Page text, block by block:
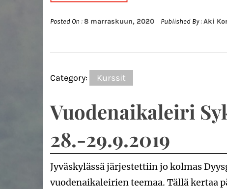
Posted On :8 marraskuun, 2020 Published By :Aki
Category: Kurssit
Vuodenaikaleiri
28.-29.9.2019
Jyväskylässä järjestettiin jo kolmas
vuodenaikaleirien teemaa. Tällä kertaa